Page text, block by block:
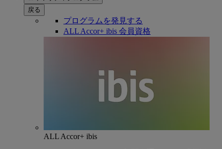
戻る
プログラムを発見する
ALL Accor+ ibis 会員資格
ALL Accor+ ibis